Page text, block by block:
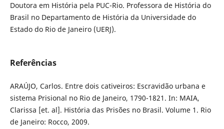
Doutora em História pela PUC-Rio. Professora de História do
Brasil no Departamento de História da Universidade do
Estado do Rio de Janeiro (UERJ).
Referências
ARAÚJO, Carlos. Entre dois cativeiros: Escravidão urbana e
sistema Prisional no Rio de Janeiro, 1790-1821. In: MAIA,
Clarissa [et. al]. História das Prisões no Brasil. Volume 1. Rio
de Janeiro: Rocco, 2009.